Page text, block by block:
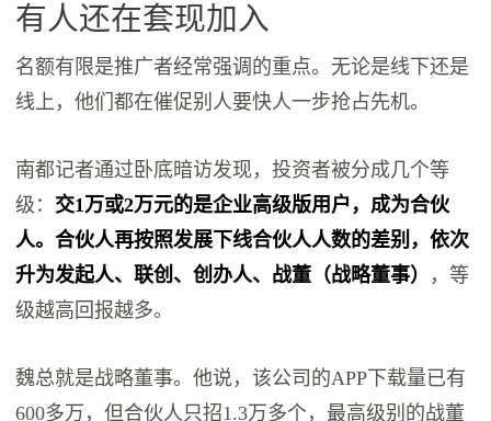
有人还在套现加入
名额有限是推广者经常强调的重点。无论是线下还是
线上，他们都在催促别人要快人一步抢占先机。
南都记者通过卧底暗访发现，投资者被分成几个等
级： 交1万或2万元的是企业高级版用户，成为合伙
人。合伙人再按照发展下线合伙人人数的差别，依次
升为发起人、联创、创办人、战董（战略董事）
，等
级越高回报越多。
魏总就是战略董事。他说，该公司的APP下载量已有
600多万，但合伙人只招1.3万多个，最高级别的战董